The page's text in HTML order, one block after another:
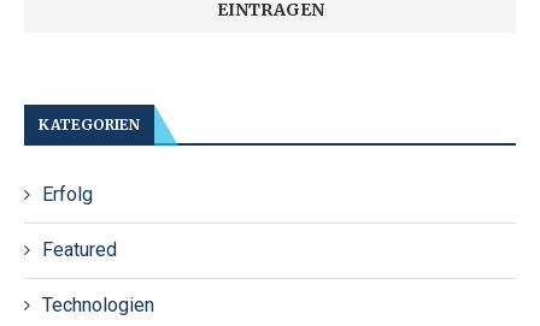
KATEGORIEN
Erfolg
Featured
Technologien